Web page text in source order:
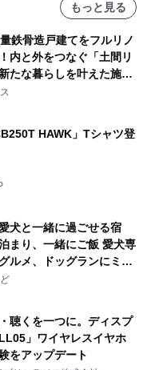
もっと見る
鉄骨造戸建てをフルリノ
内と外をつなぐ「土間リ
たな暮らしを叶えた施工
社アースが公開
HAWK」Tシャツ登
犬と一緒に過ごせる宿
まり、一緒にご飯 愛犬専
ルメ、ドッグランにミニ
ピングとトレーラーハウ
聴くを一つに。ディスプ
」ワイヤレスイヤホ
をアップデート